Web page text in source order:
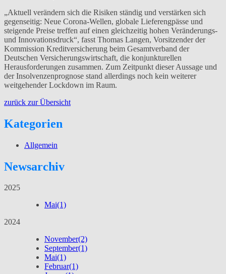
„Aktuell verändern sich die Risiken ständig und verstärken sich
gegenseitig: Neue Corona-Wellen, globale Lieferengpässe und
steigende Preise treffen auf einen gleichzeitig hohen Veränderungs-
und Innovationsdruck“, fasst Thomas Langen, Vorsitzender der
Kommission Kreditversicherung beim Gesamtverband der
Deutschen Versicherungswirtschaft, die konjunkturellen
Herausforderungen zusammen. Zum Zeitpunkt dieser Aussage und
der Insolvenzenprognose stand allerdings noch kein weiterer
weitgehender Lockdown im Raum.
zurück zur Übersicht
Kategorien
Allgemein
Newsarchiv
2025
Mai(1)
2024
November(2)
September(1)
Mai(1)
Februar(1)